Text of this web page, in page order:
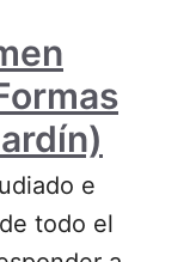
e
todo el